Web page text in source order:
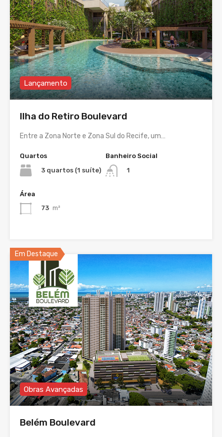
Lançamento
Ilha do Retiro Boulevard
Entre a Zona Norte e Zona Sul do Recife, um…
Quartos
3 quartos (1 suíte)
Banheiro Social
1
Área
73 m²
Em Destaque
Obras Avançadas
Belém Boulevard